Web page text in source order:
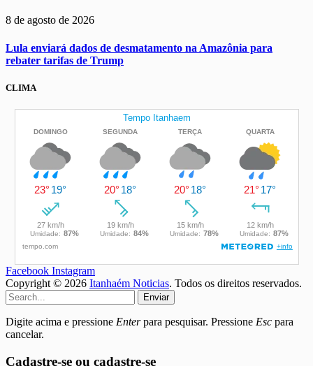
8 de agosto de 2026
Lula enviará dados de desmatamento na Amazônia para
rebater tarifas de Trump
CLIMA
Facebook Instagram
Copyright © 2026 Itanhaém Noticias. Todos os direitos reservados.
Enviar
Digite acima e pressione Enterpara pesquisar. Pressione Esc para
cancelar.
Cadastre-se ou cadastre-se